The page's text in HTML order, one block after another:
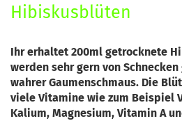
Hibiskusblüten
Ihr erhaltet 200ml getrocknete
werden sehr gern von
wahrer Gaumenschmaus. Die
viele Vitamine wie zum Beispiel
Kalium, Magnesium, Vitamin A